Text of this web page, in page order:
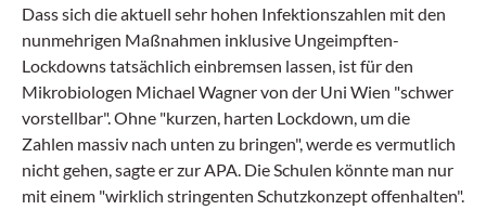
Dass sich die aktuell sehr hohen Infektionszahlen mit den
nunmehrigen Maßnahmen inklusive Ungeimpften-
Lockdowns tatsächlich einbremsen lassen, ist für den
Mikrobiologen Michael Wagner von der Uni Wien "schwer
vorstellbar". Ohne "kurzen, harten Lockdown, um die
Zahlen massiv nach unten zu bringen", werde es vermutlich
nicht gehen, sagte er zur APA. Die Schulen könnte man nur
mit einem "wirklich stringenten Schutzkonzept offenhalten".